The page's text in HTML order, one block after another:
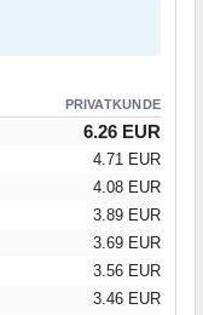
PRIVATKUNDE
6.26 EUR
4.71 EUR
4.08 EUR
3.89 EUR
3.69 EUR
3.56 EUR
3.46 EUR